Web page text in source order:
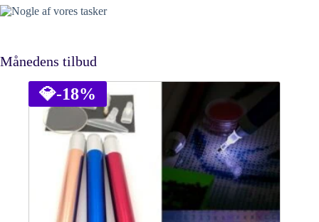
Månedens tilbud
💎-18%